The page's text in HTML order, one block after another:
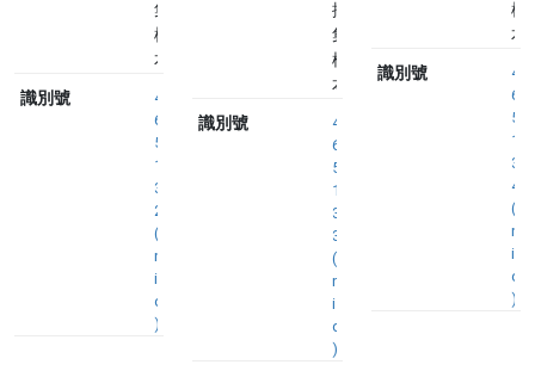
集
標
本
識別號
4
6
5
1
3
2
(
n
i
d
)
採
集
標
本
識別號
4
6
5
1
3
3
(
n
i
d
)
標
本
識別號
4
6
5
1
3
4
(
n
i
d
)